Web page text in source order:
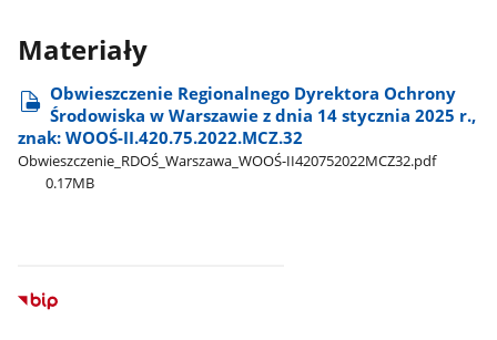
Materiały
Obwieszczenie Regionalnego Dyrektora Ochrony
Środowiska w Warszawie z dnia 14 stycznia 2025 r.,
znak: WOOŚ-II.420.75.2022.MCZ.32
Obwieszczenie​_RDOŚ​_Warszawa​_WOOŚ-II420752022MCZ32.pdf
0.17MB